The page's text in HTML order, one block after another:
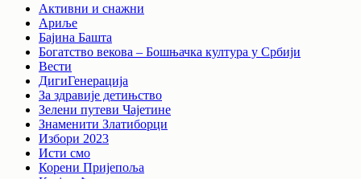
Активни и снажни
Ариље
Бајина Башта
Богатство векова – Бошњачка култура у Србији
Вести
ДигиГенерација
За здравије детињство
Зелени путеви Чајетине
Знаменити Златиборци
Избори 2023
Исти смо
Корени Пријепоља